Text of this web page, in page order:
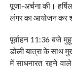
पूजा-अर्चना की।
लंगर का आयोजन कर
पूर्वाहन 11:36 बजे
डोली यात्रा के साथ
में साधनारत रहने